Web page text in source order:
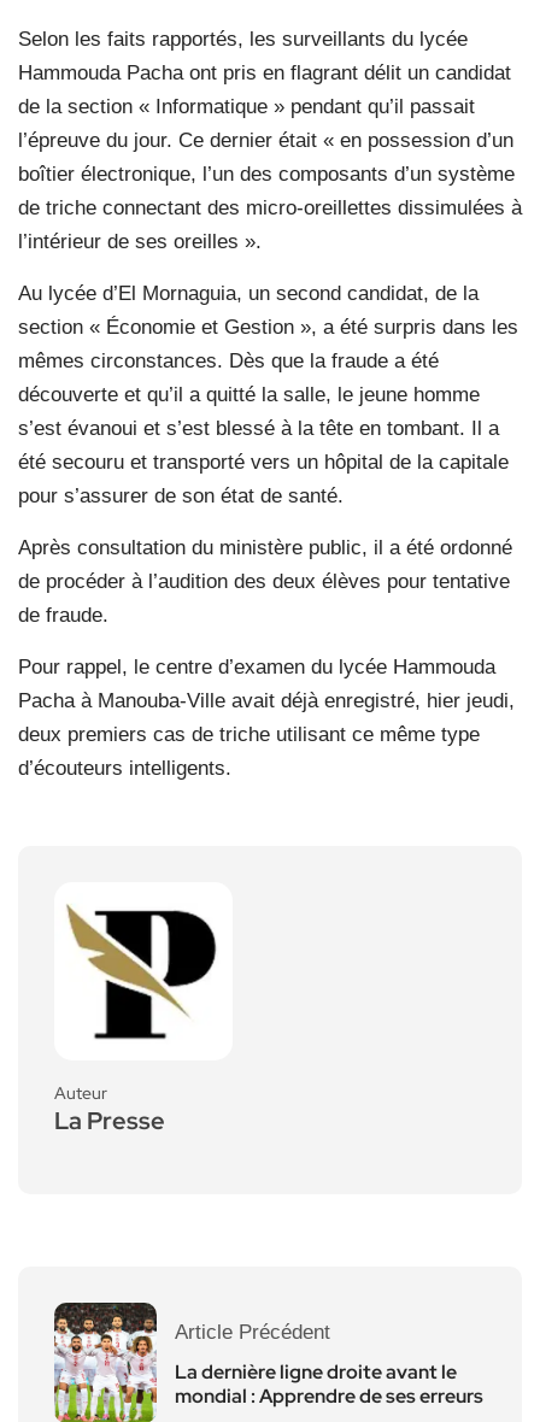
Selon les faits rapportés, les surveillants du lycée
Hammouda Pacha ont pris en flagrant délit un candidat
de la section « Informatique » pendant qu’il passait
l’épreuve du jour. Ce dernier était « en possession d’un
boîtier électronique, l’un des composants d’un système
de triche connectant des micro-oreillettes dissimulées à
l’intérieur de ses oreilles ».
Au lycée d’El Mornaguia, un second candidat, de la
section « Économie et Gestion », a été surpris dans les
mêmes circonstances. Dès que la fraude a été
découverte et qu’il a quitté la salle, le jeune homme
s’est évanoui et s’est blessé à la tête en tombant. Il a
été secouru et transporté vers un hôpital de la capitale
pour s’assurer de son état de santé.
Après consultation du ministère public, il a été ordonné
de procéder à l’audition des deux élèves pour tentative
de fraude.
Pour rappel, le centre d’examen du lycée Hammouda
Pacha à Manouba-Ville avait déjà enregistré, hier jeudi,
deux premiers cas de triche utilisant ce même type
d’écouteurs intelligents.
Auteur
La Presse
Article Précédent
La dernière ligne droite avant le
mondial : Apprendre de ses erreurs